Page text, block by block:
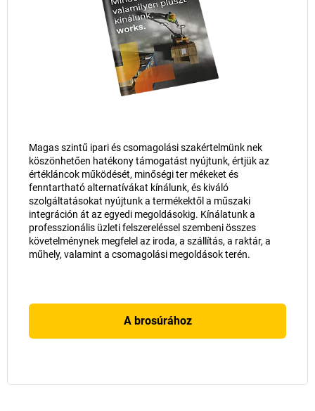
Magas szintű ipari és csomagolási szakértelmünk nek
köszönhetően hatékony támogatást nyújtunk, értjük az
értékláncok működését, minőségi ter mékeket és
fenntartható alternatívákat kínálunk, és kiváló
szolgáltatásokat nyújtunk a termékektől a műszaki
integráción át az egyedi megoldásokig. Kínálatunk a
professzionális üzleti felszereléssel szembeni összes
követelménynek megfelel az iroda, a szállítás, a raktár, a
műhely, valamint a csomagolási megoldások terén.
A brosúrához